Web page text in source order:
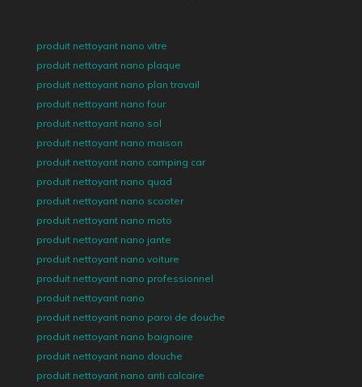
produit nettoyant nano vitre
produit nettoyant nano plaque
produit nettoyant nano plan travail
produit nettoyant nano four
produit nettoyant nano sol
produit nettoyant nano maison
produit nettoyant nano camping car
produit nettoyant nano quad
produit nettoyant nano scooter
produit nettoyant nano moto
produit nettoyant nano jante
produit nettoyant nano voiture
produit nettoyant nano professionnel
produit nettoyant nano
produit nettoyant nano paroi de douche
produit nettoyant nano baignoire
produit nettoyant nano douche
produit nettoyant nano anti calcaire